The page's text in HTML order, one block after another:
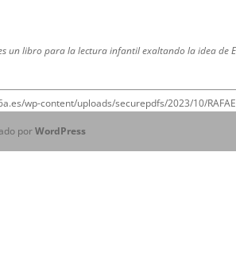
un libro para la lectura infantil exaltando la idea
wp-content/uploads/securepdfs/2023/10/
porWordPress